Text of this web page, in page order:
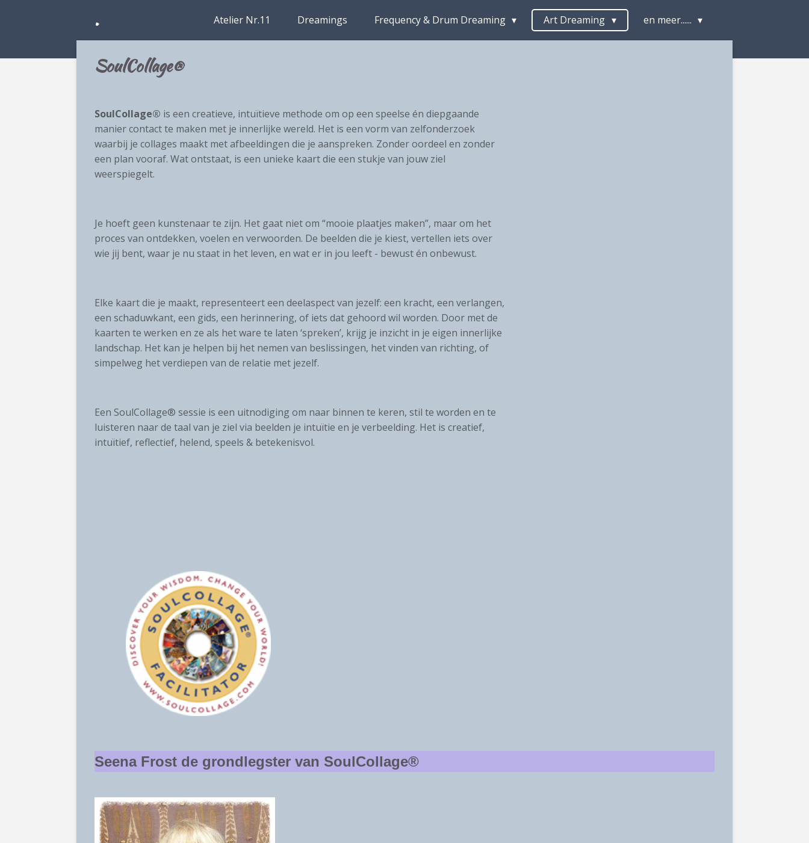
de
. Atelier Nr.11 Dreamings Frequency & Drum Dreaming Art Dreaming en meer......
SoulCollage®
SoulCollage® is een creatieve, intuïtieve methode om op een speelse én diepgaande
manier contact te maken met je innerlijke wereld. Het is een vorm van zelfonderzoek
waarbij je collages maakt met afbeeldingen die je aanspreken. Zonder oordeel en zonder
een plan vooraf. Wat ontstaat, is een unieke kaart die een stukje van jouw ziel
weerspiegelt.
Je hoeft geen kunstenaar te zijn. Het gaat niet om “mooie plaatjes maken”, maar om het
proces van ontdekken, voelen en verwoorden. De beelden die je kiest, vertellen iets over
wie jij bent, waar je nu staat in het leven, en wat er in jou leeft - bewust én onbewust.
Elke kaart die je maakt, representeert een deelaspect van jezelf: een kracht, een verlangen,
een schaduwkant, een gids, een herinnering, of iets dat gehoord wil worden. Door met de
kaarten te werken en ze als het ware te laten ‘spreken’, krijg je inzicht in je eigen innerlijke
landschap. Het kan je helpen bij het nemen van beslissingen, het vinden van richting, of
simpelweg het verdiepen van de relatie met jezelf.
Een SoulCollage® sessie is een uitnodiging om naar binnen te keren, stil te worden en te
luisteren naar de taal van je ziel via beelden je intuïtie en je verbeelding. Het is creatief,
intuïtief, reflectief, helend, speels & betekenisvol.
Seena Frost de grondlegster van SoulCollage®